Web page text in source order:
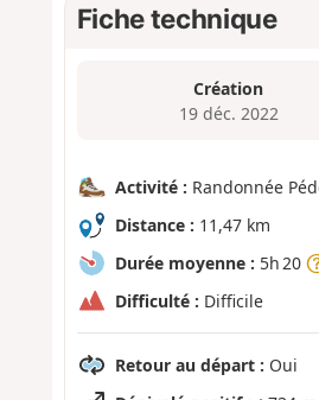
Fiche technique
Création
19 déc. 2022
Activité : Randonnée
Distance : 11,47 km
Durée moyenne : 5h 20
Difficulté : Difficile
Retour au départ : Oui